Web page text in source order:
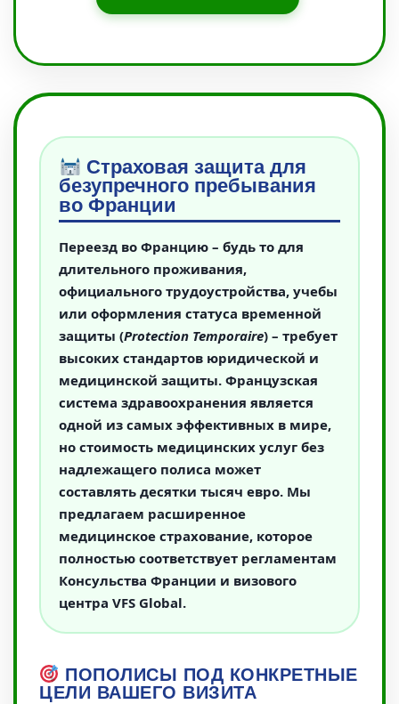
Страховая защита для
безупречного пребывания
во Франции
Переезд во Францию – будь то для
длительного проживания,
официального трудоустройства, учебы
или оформления статуса временной
защиты (Protection Temporaire) – требует
высоких стандартов юридической и
медицинской защиты. Французская
система здравоохранения является
одной из самых эффективных в мире,
но стоимость медицинских услуг без
надлежащего полиса может
составлять десятки тысяч евро. Мы
предлагаем расширенное
медицинское страхование, которое
полностью соответствует регламентам
Консульства Франции и визового
центра VFS Global.
ПОПОЛИСЫ ПОД КОНКРЕТНЫЕ
ЦЕЛИ ВАШЕГО ВИЗИТА